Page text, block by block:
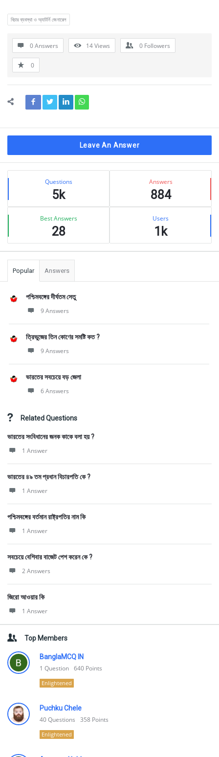
বিচার ব্যবস্থা ও অ্যাটর্নি জেনারেল
0 Answers 14Views 0 Followers
0
Leave An Answer
Sidebar
Stats Questions
5k
Answers
884
Best Answers
28
Users
1k
Popular Answers
পশ্চিমবঙ্গের দীর্ঘতম সেতু
9 Answers
ত্রিভুজের তিন কোণের সমষ্টি কত ?
9 Answers
ভারতের সবচেয়ে বড় জেলা
6 Answers
Related Questions
ভারতের সংবিধানের জনক কাকে বলা হয় ?
1 Answer
ভারতের ৪৯ তম প্রধান বিচারপতি কে ?
1 Answer
পশ্চিমবঙ্গের বর্তমান রাষ্ট্রপতির নাম কি
1 Answer
সবচেয়ে বেশিবার বাজেট পেশ করেন কে ?
2 Answers
জিরো আওয়ার কি
1 Answer
Top Members
BanglaMCQ IN
1 Question 640 Points
Enlightened
Puchku Chele
40Questions 358 Points
Enlightened